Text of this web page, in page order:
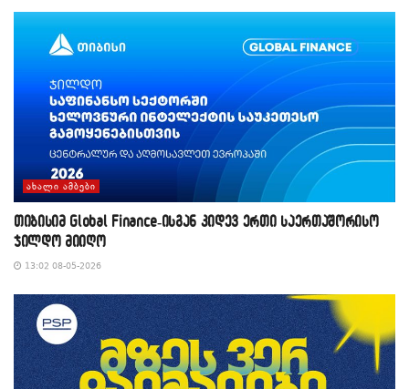
ᲐᲮᲐᲚᲘ ᲐᲛᲑᲔᲑᲘ
თიბისიმ Global Finance-ისგან კიდევ ერთი საერთაშორისო
ჯილდო მიიღო
13:02 08-05-2026